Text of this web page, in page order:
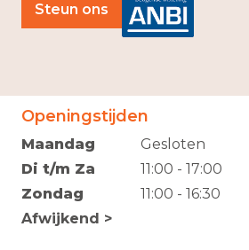
Openingstijden
Maandag
Di t/m Za
Zondag
Afwijkend >
Gesloten
11:00 - 17:00
11:00 - 16:30
Steun ons